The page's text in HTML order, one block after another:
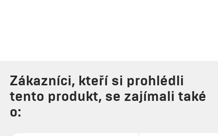
Zákazníci, kteří si prohlédli
tento produkt, se zajímali také
o: